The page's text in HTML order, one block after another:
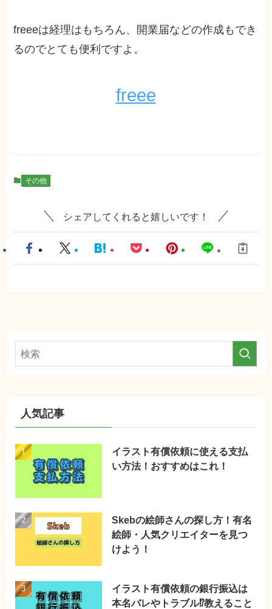
freeeは経理はもちろん、開業届などの作成もでき
るのでとても便利ですよ。
freee
その他
シェアしてくれると嬉しいです！
人気記事
イラスト有償依頼に使える支払
い方法！おすすめはこれ！
Skebの絵師さんの探し方！有名
絵師・人気クリエイターを見つ
けよう！
イラスト有償依頼の銀行振込は
本名バレやトラブル⁉教えること